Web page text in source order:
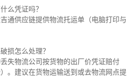
么凭证吗？
通供应链提供物流托运单（电脑打印与
损怎么处理？
失物流公司按货物的出厂价凭证赔付
。建议在货物运输送到或去物流网点提